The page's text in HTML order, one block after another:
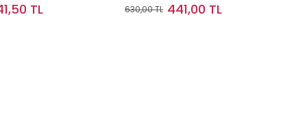
TL 630,00 TL 441,00 TL